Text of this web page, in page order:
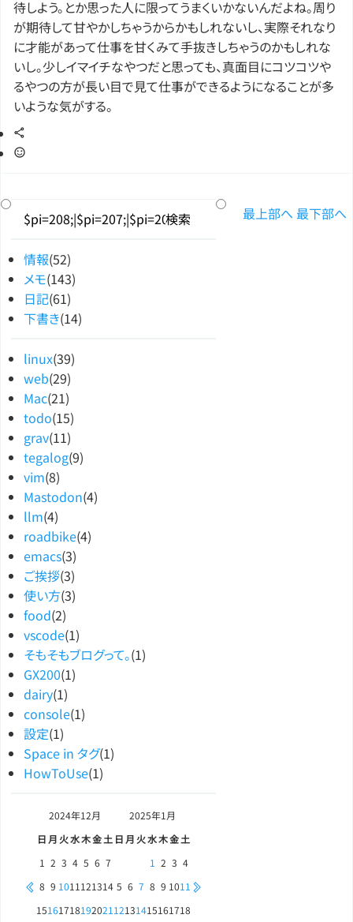
待しよう。とか思った人に限ってうまくいかないんだよね。周り
が期待して甘やかしちゃうからかもしれないし、実際それなり
に才能があって仕事を甘くみて手抜きしちゃうのかもしれな
いし。少しイマイチなやつだと思っても、真面目にコツコツや
るやつの方が長い目で見て仕事ができるようになることが多
いような気がする。
情報(52)
メモ(143)
日記(61)
下書き(14)
linux(39)
web(29)
Mac(21)
todo(15)
grav(11)
tegalog(9)
vim(8)
Mastodon(4)
llm(4)
roadbike(4)
emacs(3)
ご挨拶(3)
使い方(3)
food(2)
vscode(1)
そもそもブログって。(1)
GX200(1)
dairy(1)
console(1)
設定(1)
Space in タグ(1)
HowToUse(1)
2024年12月
日 月 火水木金土
1 2 3 4 5 6 7
8 9 1011 121314
15161718192021
2025年1月
日 月 火水木金土
1 2 3 4
5 6 7 8 9 1011
12131415161718
最上部へ 最下部へ